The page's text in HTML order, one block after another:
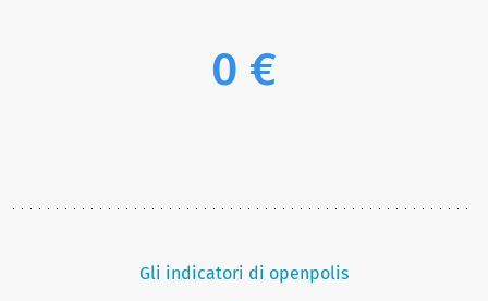
0 €
Gli indicatori di openpolis